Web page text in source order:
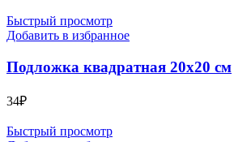
Быстрый просмотр
Добавить в избранное
Подложка квадратная 20х20 см
34₽
Быстрый просмотр